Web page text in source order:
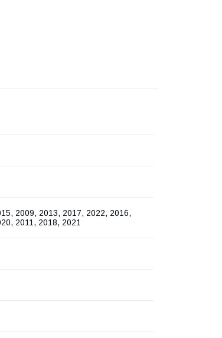
2009, 2013, 2017, 2022, 2016,
2011, 2018, 2021